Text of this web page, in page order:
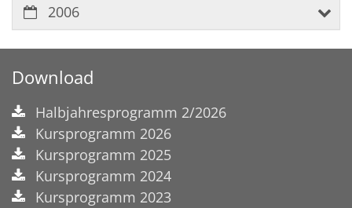
2006
Download
Halbjahresprogramm 2/2026
Kursprogramm 2026
Kursprogramm 2025
Kursprogramm 2024
Kursprogramm 2023